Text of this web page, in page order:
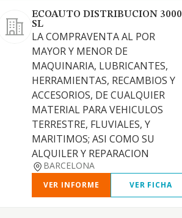
ECOAUTO DISTRIBUCION 3000
SL
LA COMPRAVENTA AL POR
MAYOR Y MENOR DE
MAQUINARIA, LUBRICANTES,
HERRAMIENTAS, RECAMBIOS Y
ACCESORIOS, DE CUALQUIER
MATERIAL PARA VEHICULOS
TERRESTRE, FLUVIALES, Y
MARITIMOS; ASI COMO SU
ALQUILER Y REPARACION
BARCELONA
VER INFORME VER FICHA